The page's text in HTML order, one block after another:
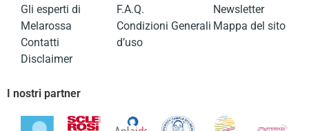
Gli esperti di
Melarossa
Contatti
Disclaimer
F.A.Q.
Condizioni Generali
d’uso
Newsletter
Mappa del sito
I nostri partner